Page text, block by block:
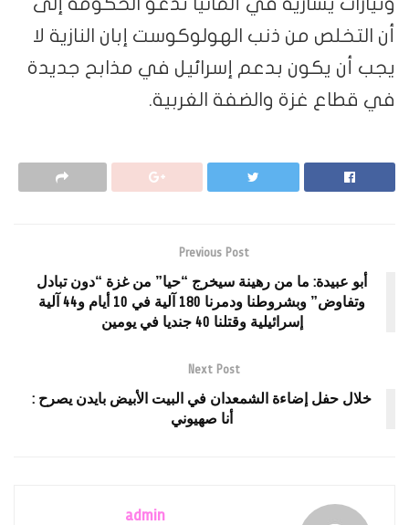
أن التخلص من ذنب الهولوكوست إبان النازية لا
يجب أن يكون بدعم إسرائيل في مذابح جديدة
في قطاع غزة والضفة الغربية.
Previous Post
أبو عبيدة: ما من رهينة سيخرج “حيا” من غزة “دون تبادل
وتفاوض” وبشروطنا ودمرنا 180 آلية في 10 أيام و44 آلية
إسرائيلية وقتلنا 40 جنديا في يومين
Next Post
خلال حفل إضاءة الشمعدان في البيت الأبيض بايدن يصرح :
أنا صهيوني
admin